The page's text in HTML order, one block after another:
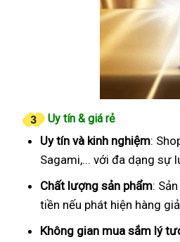
Uy tín & giá rẻ
Uy tín và kinh nghiệm:
Sagami,... với đa dạng sự
Chất lượng sản phẩm:
tiền nếu phát hiện hàng
Không gian mua sắm lý